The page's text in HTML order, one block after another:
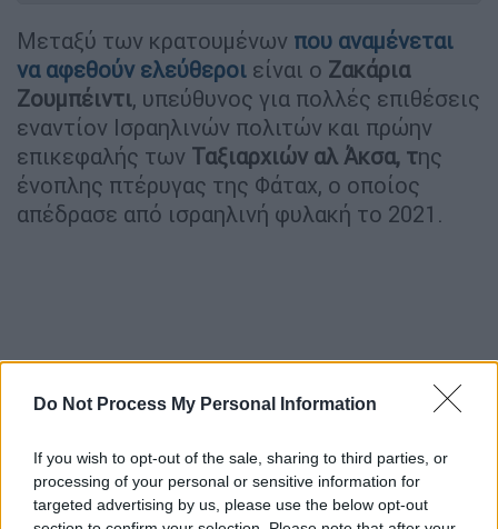
Do Not Process My Personal Information
If you wish to opt-out of the sale, sharing to third parties, or
processing of your personal or sensitive information for
targeted advertising by us, please use the below opt-out
Μεταξύ των κρατουμένων που αναμένεται
να αφεθούν ελεύθεροι είναι ο Ζακάρια
Ζουμπέιντι, υπεύθυνος για πολλές επιθέσεις
εναντίον Ισραηλινών πολιτών και πρώην
επικεφαλής των Ταξιαρχιών αλ Άκσα, της
ένοπλης πτέρυγας της Φάταχ, ο οποίος
απέδρασε από ισραηλινή φυλακή το 2021.